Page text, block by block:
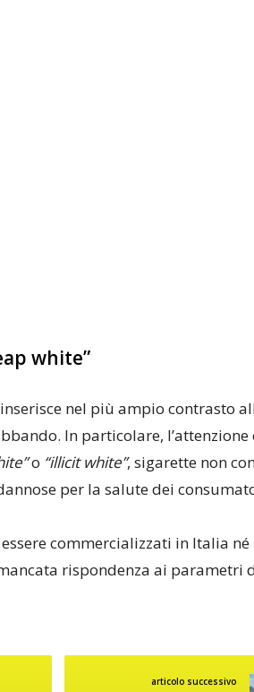
white”
nel più ampio contrasto
In particolare,
o “illicit white”, sigarette non
per la salute dei
commercializzati in Italia né
rispondenza ai parametri
articolo successivo